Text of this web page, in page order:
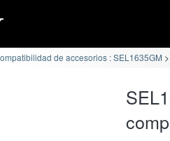
de accesorios : SEL1635GM